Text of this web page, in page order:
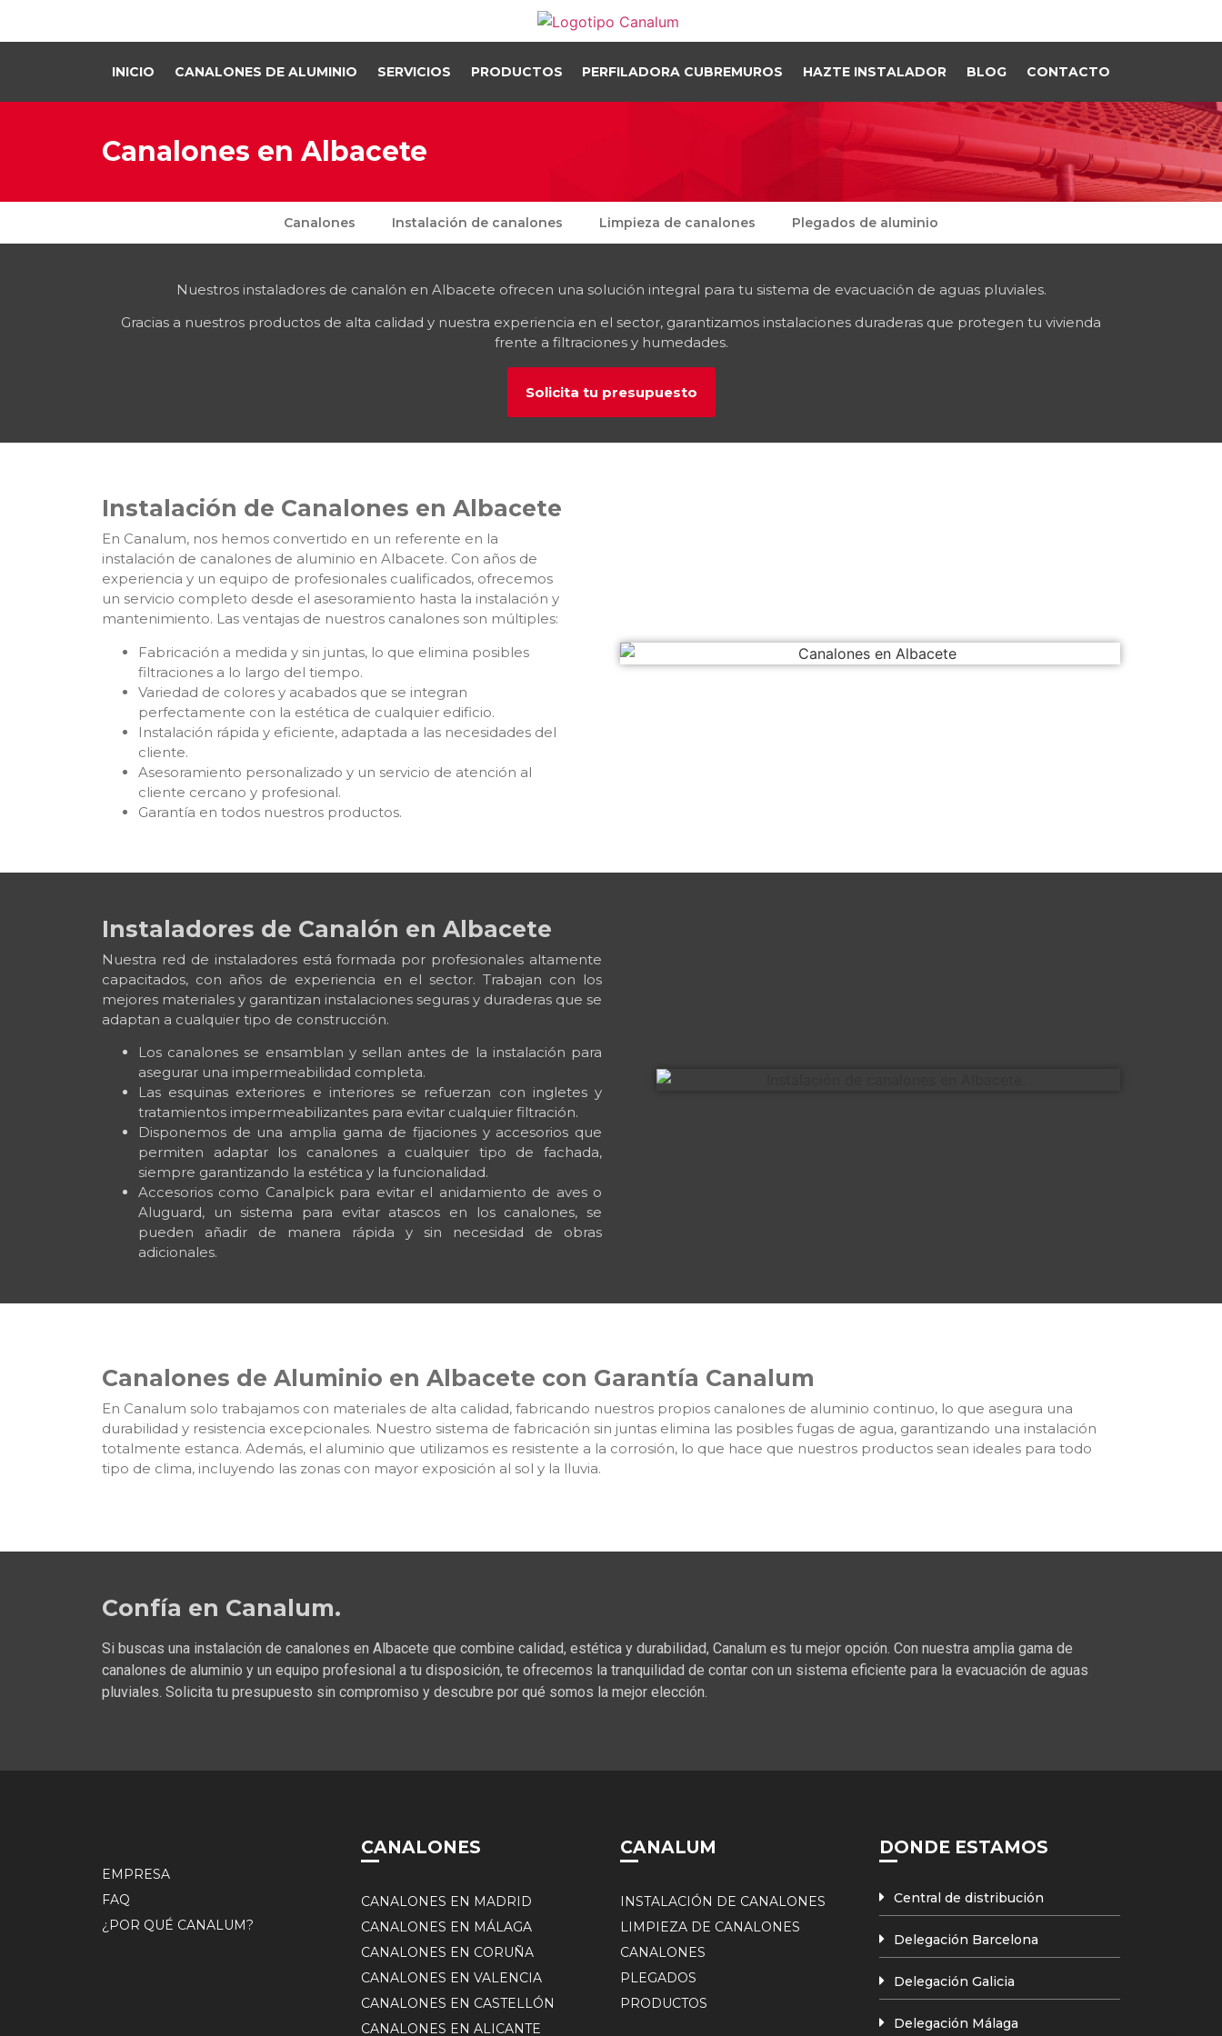
INICIO CANALONES DE ALUMINIO SERVICIOS PRODUCTOS PERFILADORA CUBREMUROS HAZTE INSTALADOR BLOG CONTACTO
Canalones en Albacete
Canalones Instalación de canalones Limpieza de canalones Plegados de aluminio
Nuestros instaladores de canalón en Albacete ofrecen una solución integral para tu sistema de evacuación de aguas pluviales.
Gracias a nuestros productos de alta calidad y nuestra experiencia en el sector, garantizamos instalaciones duraderas que protegen tu vivienda
frente a filtraciones y humedades.
Solicita tu presupuesto
Instalación de Canalones en Albacete
En Canalum, nos hemos convertido en un referente en la
instalación de canalones de aluminio en Albacete. Con años de
experiencia y un equipo de profesionales cualificados, ofrecemos
un servicio completo desde el asesoramiento hasta la instalación y
mantenimiento. Las ventajas de nuestros canalones son múltiples:
Fabricación a medida y sin juntas, lo que elimina posibles
filtraciones a lo largo del tiempo.
Variedad de colores y acabados que se integran
perfectamente con la estética de cualquier edificio.
Instalación rápida y eficiente, adaptada a las necesidades del
cliente.
Asesoramiento personalizado y un servicio de atención al
cliente cercano y profesional.
Garantía en todos nuestros productos.
Instaladores de Canalón en Albacete
Nuestra red de instaladores está formada por profesionales altamente
capacitados, con años de experiencia en el sector. Trabajan con los
mejores materiales y garantizan instalaciones seguras y duraderas que se
adaptan a cualquier tipo de construcción.
Los canalones se ensamblan y sellan antes de la instalación para
asegurar una impermeabilidad completa.
Las esquinas exteriores e interiores se refuerzan con ingletes y
tratamientos impermeabilizantes para evitar cualquier filtración.
Disponemos de una amplia gama de fijaciones y accesorios que
permiten adaptar los canalones a cualquier tipo de fachada,
siempre garantizando la estética y la funcionalidad.
Accesorios como Canalpick para evitar el anidamiento de aves o
Aluguard, un sistema para evitar atascos en los canalones, se
pueden añadir de manera rápida y sin necesidad de obras
adicionales.
Canalones de Aluminio en Albacete con Garantía Canalum
En Canalum solo trabajamos con materiales de alta calidad, fabricando nuestros propios canalones de aluminio continuo, lo que asegura una
durabilidad y resistencia excepcionales. Nuestro sistema de fabricación sin juntas elimina las posibles fugas de agua, garantizando una instalación
totalmente estanca. Además, el aluminio que utilizamos es resistente a la corrosión, lo que hace que nuestros productos sean ideales para todo
tipo de clima, incluyendo las zonas con mayor exposición al sol y la lluvia.
Confía en Canalum.
Si buscas una instalación de canalones en Albacete que combine calidad, estética y durabilidad, Canalum es tu mejor opción. Con nuestra amplia gama de
canalones de aluminio y un equipo profesional a tu disposición, te ofrecemos la tranquilidad de contar con un sistema eficiente para la evacuación de aguas
pluviales. Solicita tu presupuesto sin compromiso y descubre por qué somos la mejor elección.
EMPRESA
FAQ
¿POR QUÉ CANALUM?
CANALONES
CANALONES EN MADRID
CANALONES EN MÁLAGA
CANALONES EN CORUÑA
CANALONES EN VALENCIA
CANALONES EN CASTELLÓN
CANALONES EN ALICANTE
CANALUM
INSTALACIÓN DE CANALONES
LIMPIEZA DE CANALONES
CANALONES
PLEGADOS
PRODUCTOS
DONDE ESTAMOS
Central de distribución
Delegación Barcelona
Delegación Galicia
Delegación Málaga